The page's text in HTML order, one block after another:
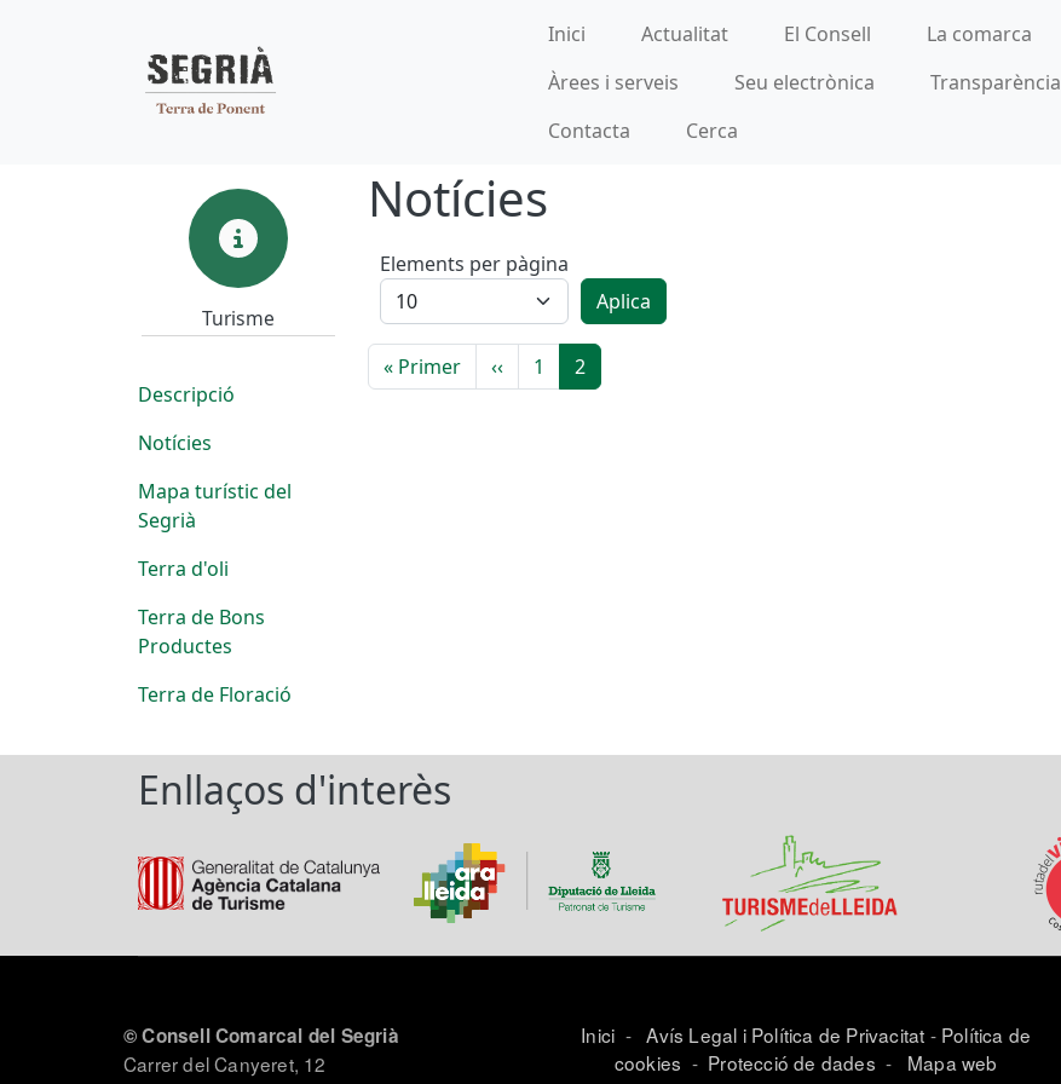
Navegació principal
Inici Actualitat El Consell
La comarca
Àrees i serveis
Seu electrònica
Transparència
Contacta
Cerca
Notícies
Elements per pàgina
Aplica
Paginació
« PrimerPrimera pàgina
‹‹Pàgina anterior
1 2
Turisme
Descripció
Notícies
Mapa turístic del
Segrià
Terra d'oli
Terra de Bons
Productes
Terra de Floració
Enllaços d'interès
© Consell Comarcal del Segrià
Carrer del Canyeret, 12
Inici -Avís Legal i Política de Privacitat - Política de
cookies - Protecció de dades - Mapa web